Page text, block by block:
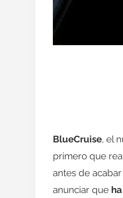
BlueCruise, el
primero que
antes de
anunciar que